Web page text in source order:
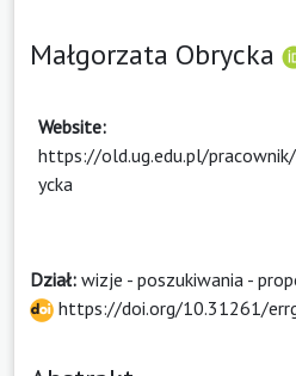
Małgorzata Obrycka
Website:
https://old.ug.edu.pl/
ycka
Dział: wizje - poszukiwania -
https://doi.org/10.31261/